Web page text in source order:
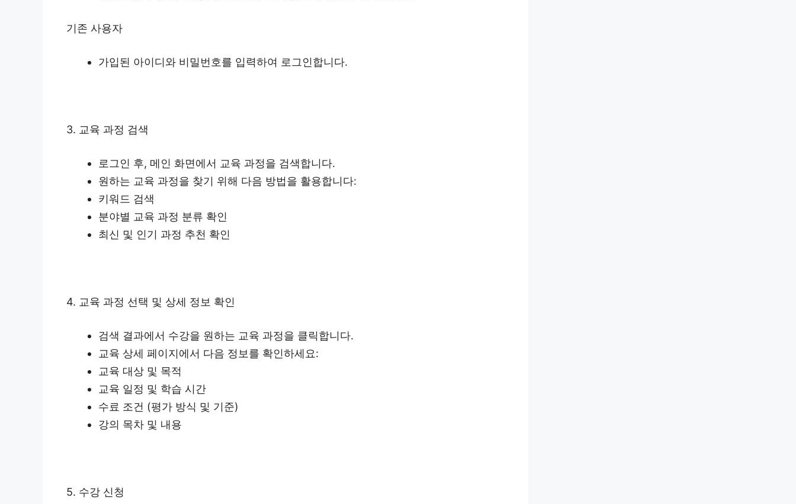
기존 사용자
가입된 아이디와 비밀번호를 입력하여 로그인합니다.
3. 교육 과정 검색
로그인 후, 메인 화면에서 교육 과정을 검색합니다.
원하는 교육 과정을 찾기 위해 다음 방법을 활용합니다:
키워드 검색
분야별 교육 과정 분류 확인
최신 및 인기 과정 추천 확인
4. 교육 과정 선택 및 상세 정보 확인
검색 결과에서 수강을 원하는 교육 과정을 클릭합니다.
교육 상세 페이지에서 다음 정보를 확인하세요:
교육 대상 및 목적
교육 일정 및 학습 시간
수료 조건 (평가 방식 및 기준)
강의 목차 및 내용
5. 수강 신청